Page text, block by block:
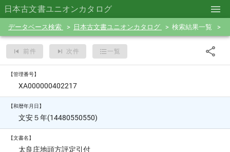
日本古文書ユニオンカタログ
データベース検索 日本古文書ユニオンカタログ 検索結果一覧
前件 次件 一覧
【管理番号】
XA000000402217
【和暦年月日】
文安５年(14480550550)
【文書名】
太良庄地頭方評定引付